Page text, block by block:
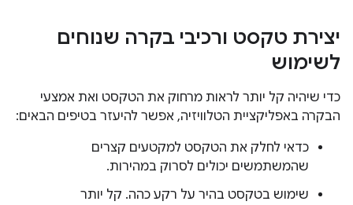
יצירת טקסט ורכיבי בקרה שנוחים
לשימוש
כדי שיהיה קל יותר לראות מרחוק את הטקסט ואת אמצעי
הבקרה באפליקציית הטלוויזיה, אפשר להיעזר בטיפים הבאים:
כדאי לחלק את הטקסט למקטעים קצרים
שהמשתמשים יכולים לסרוק במהירות.
שימוש בטקסט בהיר על רקע כהה. קל יותר